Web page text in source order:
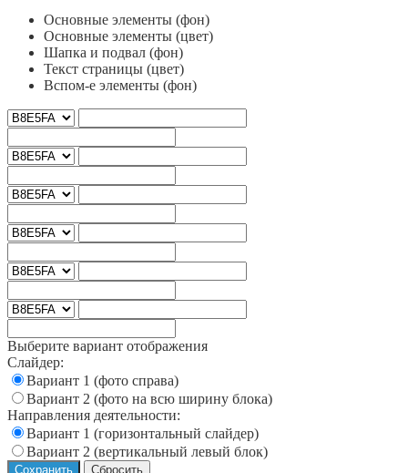
Основные элементы (фон)
Основные элементы (цвет)
Шапка и подвал (фон)
Текст страницы (цвет)
Вспом-е элементы (фон)
Выберите вариант отображения
Слайдер:
Вариант 1 (фото справа)
Вариант 2 (фото на всю ширину блока)
Направления деятельности:
Вариант 1 (горизонтальный слайдер)
Вариант 2 (вертикальный левый блок)
Сохранить Сбросить